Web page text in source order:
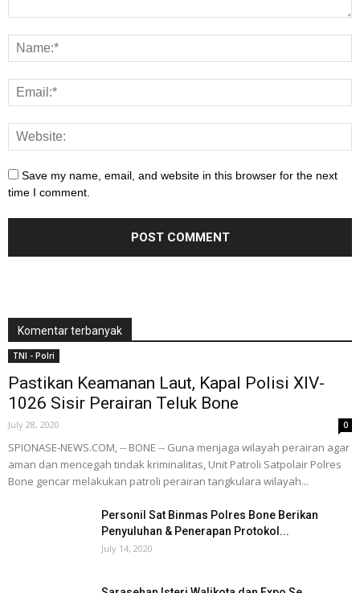
Save my name, email, and website in this browser for the next
time I comment.
Komentar terbanyak
TNI - Polri
Pastikan Keamanan Laut, Kapal Polisi XIV-
1026 Sisir Perairan Teluk Bone
July 28, 2020 0
SPIONASE-NEWS.COM, -- BONE -- Guna menjaga wilayah perairan agar
aman dan mencegah tindak kriminalitas, Unit Patroli Satpolair Polres
Bone gencar melakukan patroli perairan tangkulara wilayah...
Personil Sat Binmas Polres Bone Berikan
Penyuluhan & Penerapan Protokol...
July 14, 2020